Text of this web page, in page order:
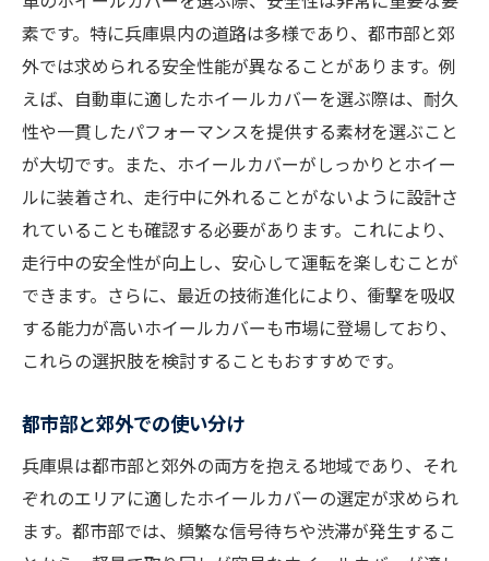
素です。特に兵庫県内の道路は多様であり、都市部と郊
外では求められる安全性能が異なることがあります。例
えば、自動車に適したホイールカバーを選ぶ際は、耐久
性や一貫したパフォーマンスを提供する素材を選ぶこと
が大切です。また、ホイールカバーがしっかりとホイー
ルに装着され、走行中に外れることがないように設計さ
れていることも確認する必要があります。これにより、
走行中の安全性が向上し、安心して運転を楽しむことが
できます。さらに、最近の技術進化により、衝撃を吸収
する能力が高いホイールカバーも市場に登場しており、
これらの選択肢を検討することもおすすめです。
都市部と郊外での使い分け
兵庫県は都市部と郊外の両方を抱える地域であり、それ
ぞれのエリアに適したホイールカバーの選定が求められ
ます。都市部では、頻繁な信号待ちや渋滞が発生するこ